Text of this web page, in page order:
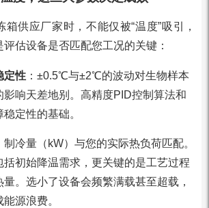
箱供应厂家时，不能仅被“温度”吸引，
评估设备是否匹配您工况的关键：
定性：±0.5℃与±2℃的波动对生物样本
影响天差地别。高精度PID控制算法和
定性的基础。
制冷量（kW）与您的实际热负荷匹配。
括初始降温需求，更关键的是工艺过程
量。选小了设备会频繁满载甚至超载，
源浪费。